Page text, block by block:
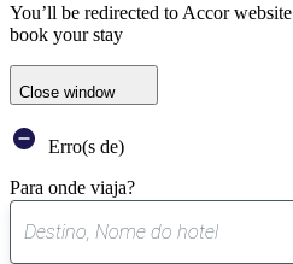
You’ll be redirected to Accor
book your stay
Close window
Erro(s de)
Para onde viaja?